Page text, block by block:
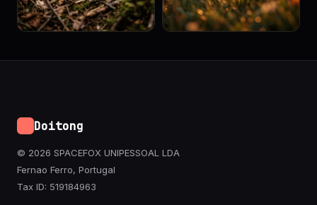
Doitong
© 2026 SPACEFOX UNIPESSOAL LDA
Fernao Ferro, Portugal
Tax ID: 519184963